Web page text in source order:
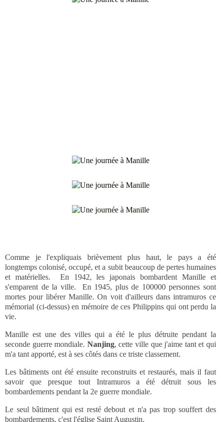
Comme je l'expliquais brièvement plus haut, le pays a été
longtemps colonisé, occupé, et a subit beaucoup de pertes humaines
et matérielles. En 1942, les japonais bombardent Manille et
s'emparent de la ville. En 1945, plus de 100000 personnes sont
mortes pour libérer Manille. On voit d'ailleurs dans intramuros ce
mémorial (ci-dessus) en mémoire de ces Philippins qui ont perdu la
vie.
Manille est une des villes qui a été le plus détruite pendant la
seconde guerre mondiale. Nanjing, cette ville que j'aime tant et qui
m'a tant apporté, est à ses côtés dans ce triste classement.
Les bâtiments ont été ensuite reconstruits et restaurés, mais il faut
savoir que presque tout Intramuros a été détruit sous les
bombardements pendant la 2e guerre mondiale.
Le seul bâtiment qui est resté debout et n'a pas trop souffert des
bombardements, c'est l'église Saint Augustin.